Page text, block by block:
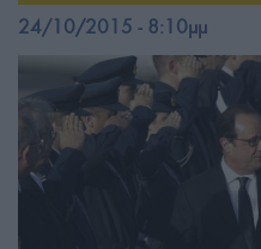
24/10/2015 - 8:10μμ